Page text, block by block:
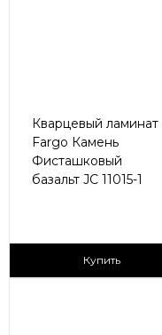
Кварцевый ламинат
Fargo Камень
Фисташковый
базальт JC 11015-1
2
Купить